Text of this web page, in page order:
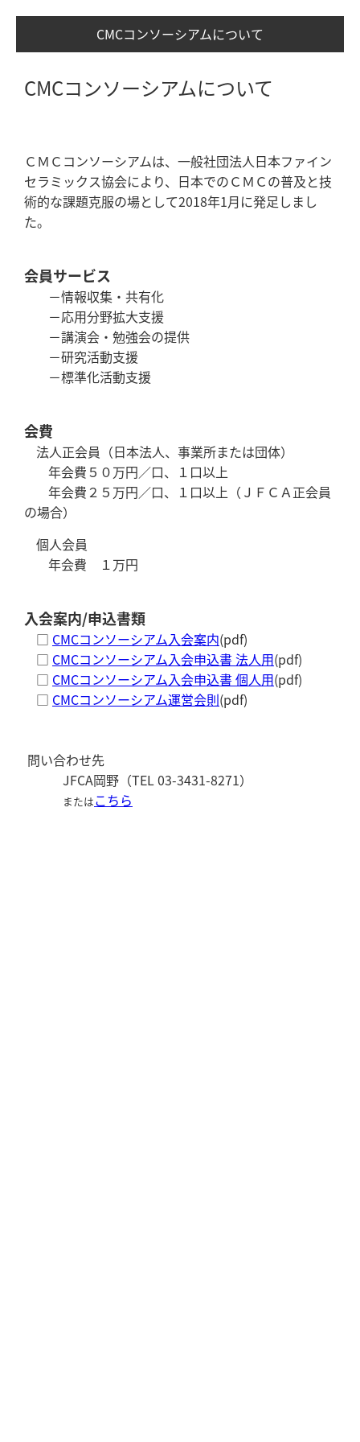
CMCコンソーシアムについて
CMCコンソーシアムについて
ＣＭＣコンソーシアムは、一般社団法人日本ファイン
セラミックス協会により、日本でのＣＭＣの普及と技
術的な課題克服の場として2018年1月に発足しまし
た。
会員サービス
－情報収集・共有化
－応用分野拡大支援
－講演会・勉強会の提供
－研究活動支援
－標準化活動支援
会費
法人正会員（日本法人、事業所または団体）
年会費５０万円／口、１口以上
年会費２５万円／口、１口以上（ＪＦＣＡ正会員
の場合）
個人会員
年会費 １万円
入会案内/申込書類
□ CMCコンソーシアム入会案内(pdf)
□ CMCコンソーシアム入会申込書 法人用(pdf)
□ CMCコンソーシアム入会申込書 個人用(pdf)
□ CMCコンソーシアム運営会則(pdf)
問い合わせ先
JFCA岡野（TEL 03-3431-8271）
またはこちら